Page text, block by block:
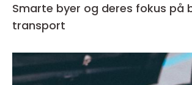
Smarte byer og deres fokus
transport